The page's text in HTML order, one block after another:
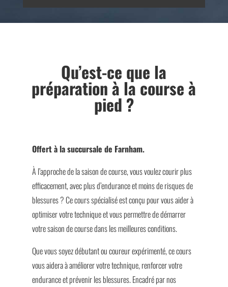
Qu’est-ce que la
préparation à la course à
pied ?
Offert à la succursale de Farnham.
À l’approche de la saison de course, vous voulez courir plus
efficacement, avec plus d’endurance et moins de risques de
blessures ? Ce cours spécialisé est conçu pour vous aider à
optimiser votre technique et vous permettre de démarrer
votre saison de course dans les meilleures conditions.
Que vous soyez débutant ou coureur expérimenté, ce cours
vous aidera à améliorer votre technique, renforcer votre
endurance et prévenir les blessures. Encadré par nos